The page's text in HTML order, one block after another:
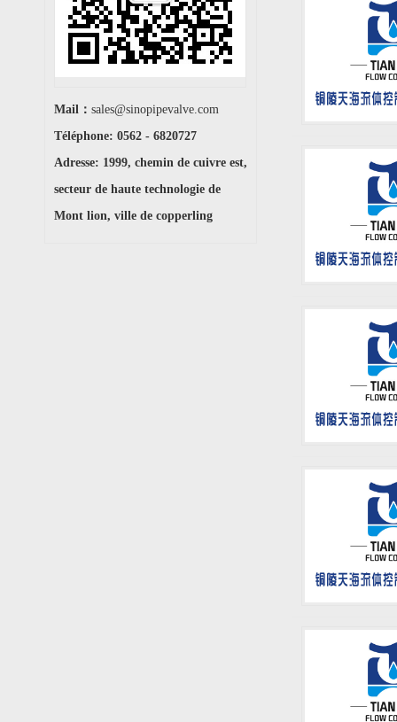
Mail： sales@sinopipevalve.com
Téléphone: 0562 - 6820727
Adresse: 1999, chemin de cuivre est,
secteur de haute technologie de
Mont lion, ville de copperling